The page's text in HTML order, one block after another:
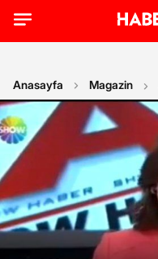
Anasayfa Magazin